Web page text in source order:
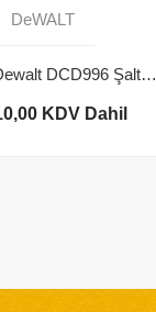
DeWALT
N481825 Dewalt DCD996 Şalter Motor Seti
KDV Dahil